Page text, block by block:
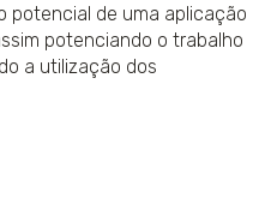
potencial de uma aplicação
potenciando o trabalho
a utilização dos